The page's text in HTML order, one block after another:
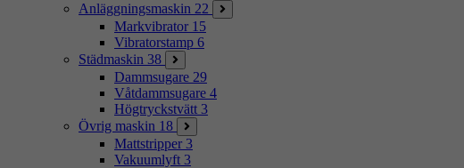
Anläggningsmaskin 22
Markvibrator 15
Vibratorstamp 6
Städmaskin 38
Dammsugare 29
Våtdammsugare 4
Högtryckstvätt 3
Övrig maskin 18
Mattstripper 3
Vakuumlyft 3